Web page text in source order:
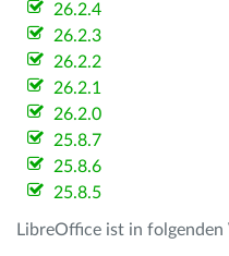
26.2.4
26.2.3
26.2.2
26.2.1
26.2.0
25.8.7
25.8.6
25.8.5
LibreOffice ist in folgenden